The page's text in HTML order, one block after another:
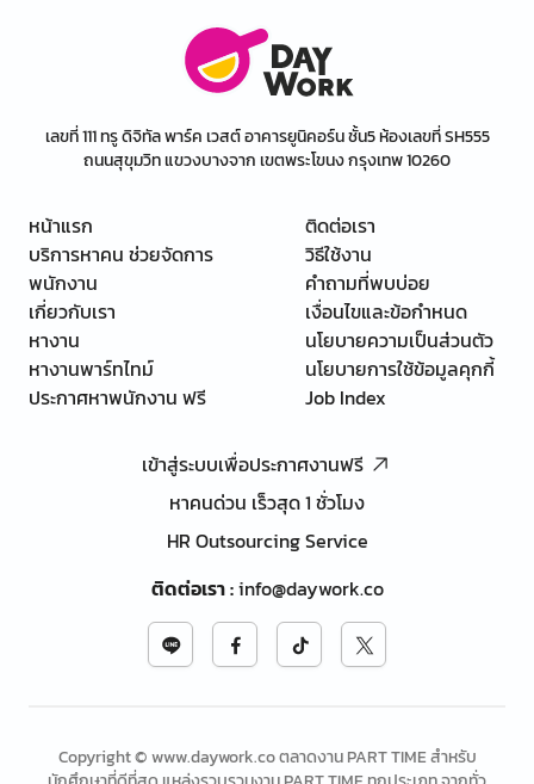
เลขที่ 111 ทรู ดิจิทัล พาร์ค เวสต์ อาคารยูนิคอร์น ชั้น5 ห้องเลขที่ SH555
ถนนสุขุมวิท แขวงบางจาก เขตพระโขนง กรุงเทพ 10260
หน้าแรก
บริการหาคน ช่วยจัดการ
พนักงาน
เกี่ยวกับเรา
หางาน
หางานพาร์ทไทม์
ประกาศหาพนักงาน ฟรี
ติดต่อเรา
วิธีใช้งาน
คำถามที่พบบ่อย
เงื่อนไขและข้อกำหนด
นโยบายความเป็นส่วนตัว
นโยบายการใช้ข้อมูลคุกกี้
Job Index
เข้าสู่ระบบเพื่อประกาศงานฟรี
หาคนด่วน เร็วสุด 1 ชั่วโมง
HR Outsourcing Service
ติดต่อเรา:info@daywork.co
Copyright © www.daywork.co ตลาดงาน PART TIME สำหรับ